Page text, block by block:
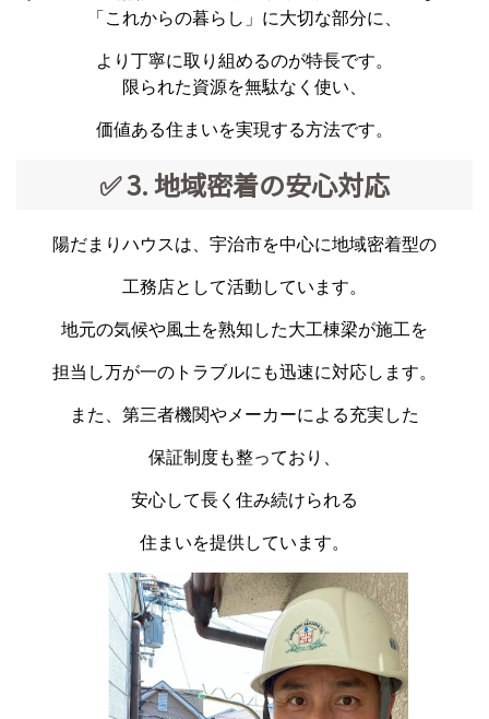
「これからの暮らし」に大切な部分に、
より丁寧に取り組めるのが特長です。
限られた資源を無駄なく使い、
価値ある住まいを実現する方法です。
✅ 3. 地域密着の安心対応
陽だまりハウスは、宇治市を中心に地域密着型の
工務店として活動しています。
地元の気候や風土を熟知した大工棟梁が施工を
担当し万が一のトラブルにも迅速に対応します。
また、第三者機関やメーカーによる充実した
保証制度も整っており、
安心して長く住み続けられる
住まいを提供しています。